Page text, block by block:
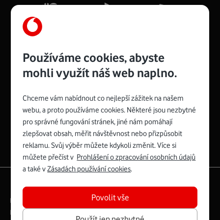
Zyxel VMG8623-T50B:
Rozměry modemu jsou 16 x 22 x 7,5 cm (včetně stojánku)
a nabízí 4 gigabitové LAN porty a bezdrátové připojení Wi-
Fi ve verzích 802.11 b/g/n/ac pro frekvenci 2,4 GHz a
Mb/s.
Více o Zyxel VMG8623-T50B
Spojte se s Vodafonem
Právní­ podmí­nky
Ochrana soukromí­
Digitální odpovědnost
Používáme cookies, abyste
mohli využít náš web naplno.
Chceme vám nabídnout co nejlepší zážitek na našem
webu, a proto používáme cookies. Některé jsou nezbytné
pro správné fungování stránek, jiné nám pomáhají
zlepšovat obsah, měřit návštěvnost nebo přizpůsobit
reklamu. Svůj výběr můžete kdykoli změnit. Více si
můžete přečíst v Prohlášení o zpracování osobních údajů
a také vZásadách používání cookies.
Povolit vše